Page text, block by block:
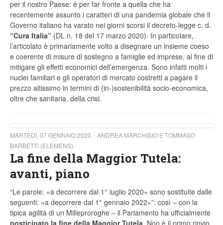
per il nostro Paese: è per far fronte a quella che ha
recentemente assunto i caratteri di una pandemia globale che il
Governo italiano ha varato nei giorni scorsi il decreto-legge c. d.
“Cura Italia” (DL n. 18 del 17 marzo 2020). In particolare,
l’articolato è primariamente volto a disegnare un insieme coeso
e coerente di misure di sostegno a famiglie ed imprese, al fine di
mitigare gli effetti economici dell’emergenza. Sono infatti molti i
nuclei familiari e gli operatori di mercato costretti a pagare il
prezzo altissimo in termini di (in-)sostenibilità socio-economica,
oltre che sanitaria, della crisi.
MARTEDÌ, 07 GENNAIO 2020
ANDREA MARCHISIO E TOMMASO
BARBETTI (ELEMENS)
La fine della Maggior Tutela:
avanti, piano
“Le parole: «a decorrere dal 1° luglio 2020» sono sostituite dalle
seguenti: «a decorrere dal 1° gennaio 2022»”: così – con la
tipica agilità di un Milleproroghe – il Parlamento ha ufficialmente